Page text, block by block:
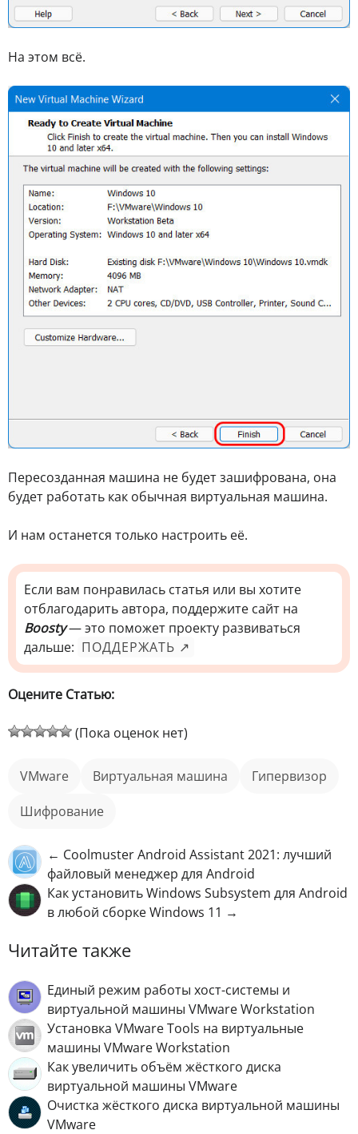
На этом всё.
Пересозданная машина не будет зашифрована, она
будет работать как обычная виртуальная машина.
И нам останется только настроить её.
Если вам понравилась статья или вы хотите
отблагодарить автора, поддержите сайт на
Boosty— это поможет проекту развиваться
дальше: ПОДДЕРЖАТЬ ↗
Оцените Статью:
(Пока оценок нет)
VMware виртуальная машина
гипервизор
шифрование
← Coolmuster Android Assistant 2021: лучший
файловый менеджер для Android
Как установить Windows Subsystem для Android
в любой сборке Windows 11 →
Читайте также
Единый режим работы хост-системы и
виртуальной машины VMware Workstation
Установка VMware Tools на виртуальные
машины VMware Workstation
Как увеличить объём жёсткого диска
виртуальной машины VMware
Очистка жёсткого диска виртуальной машины
VMware